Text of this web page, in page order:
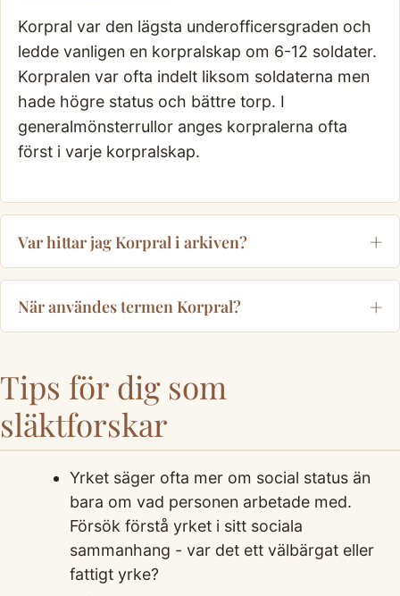
Korpral var den lägsta underofficersgraden och
ledde vanligen en korpralskap om 6-12 soldater.
Korpralen var ofta indelt liksom soldaterna men
hade högre status och bättre torp. I
generalmönsterrullor anges korpralerna ofta
först i varje korpralskap.
Var hittar jag Korpral i arkiven?
När användes termen Korpral?
Tips för dig som
släktforskar
Yrket säger ofta mer om social status än
bara om vad personen arbetade med.
Försök förstå yrket i sitt sociala
sammanhang - var det ett välbärgat eller
fattigt yrke?